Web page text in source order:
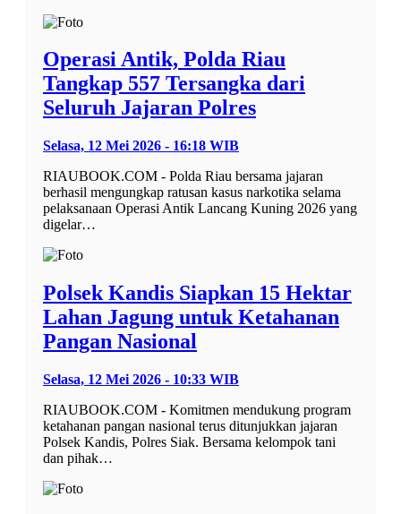
Operasi Antik, Polda Riau
Tangkap 557 Tersangka dari
Seluruh Jajaran Polres
Selasa, 12 Mei 2026 - 16:18 WIB
RIAUBOOK.COM - Polda Riau bersama jajaran
berhasil mengungkap ratusan kasus narkotika selama
pelaksanaan Operasi Antik Lancang Kuning 2026 yang
digelar…
Polsek Kandis Siapkan 15 Hektar
Lahan Jagung untuk Ketahanan
Pangan Nasional
Selasa, 12 Mei 2026 - 10:33 WIB
RIAUBOOK.COM - Komitmen mendukung program
ketahanan pangan nasional terus ditunjukkan jajaran
Polsek Kandis, Polres Siak. Bersama kelompok tani
dan pihak…